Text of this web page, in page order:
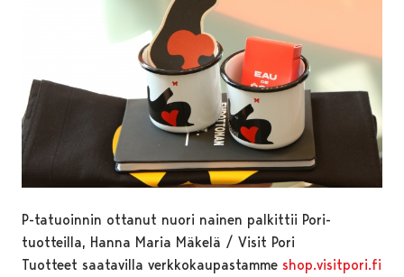
P-tatuoinnin ottanut nuori nainen palkittii Pori-
tuotteilla, Hanna Maria Mäkelä / Visit Pori
Tuotteet saatavilla verkkokaupastamme shop.visitpori.fi